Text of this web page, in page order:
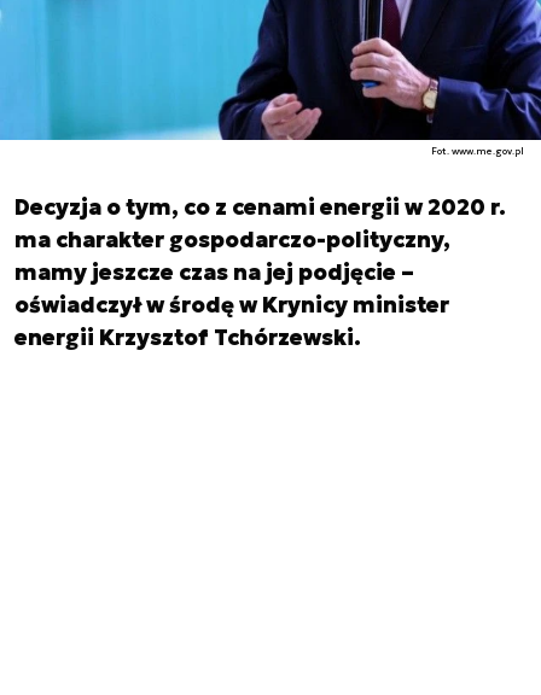
Fot. www.me.gov.pl
Decyzja o tym, co z cenami energii w 2020 r.
ma charakter gospodarczo-polityczny,
mamy jeszcze czas na jej podjęcie –
oświadczył w środę w Krynicy minister
energii Krzysztof Tchórzewski.